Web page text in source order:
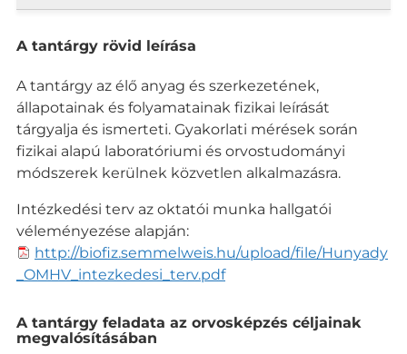
A tantárgy rövid leírása
A tantárgy az élő anyag és szerkezetének,
állapotainak és folyamatainak fizikai leírását
tárgyalja és ismerteti. Gyakorlati mérések során
fizikai alapú laboratóriumi és orvostudományi
módszerek kerülnek közvetlen alkalmazásra.
Intézkedési terv az oktatói munka hallgatói
véleményezése alapján:
http://biofiz.semmelweis.hu/upload/file/Hunyady
_OMHV_intezkedesi_terv.pdf
A tantárgy feladata az orvosképzés céljainak
megvalósításában